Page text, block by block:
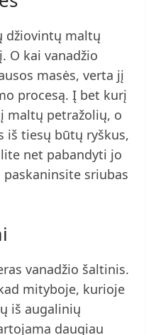
džiovintų maltų
O kai vanadžio
masės, verta jį
procesą. Į bet kurį
maltų petražolių, o
iš tiesų būtų ryškus,
net pabandyti jo
sriubas
vanadžio šaltinis.
mityboje, kurioje
iš augalinių
daugiau